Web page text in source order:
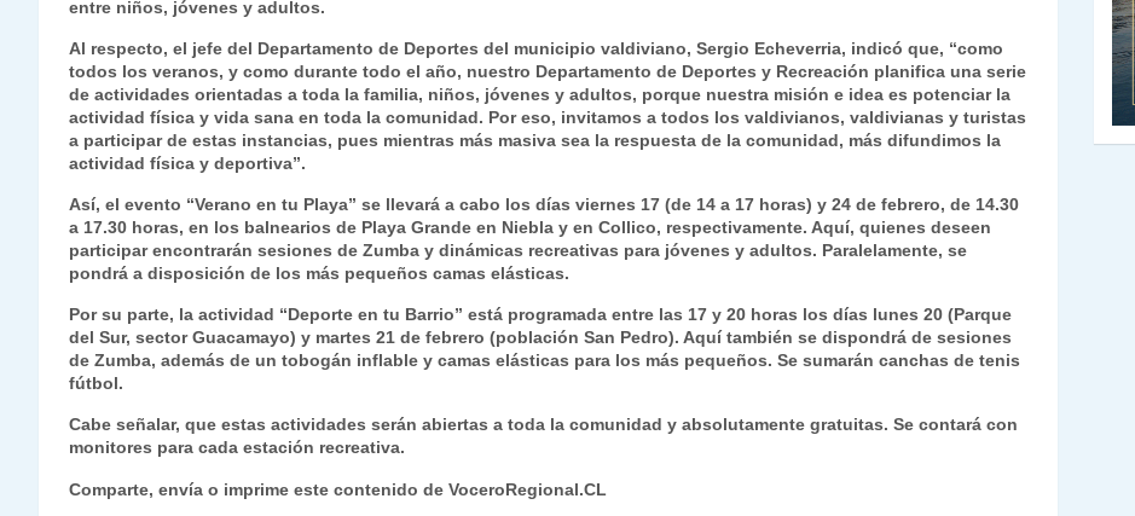
A
p
p
a
m
b
o
o
k
dI
n
Li
n
k
ie
n
dl
y
ar
tir
entre niños, jóvenes y adultos.
Al respecto, el jefe del Departamento de Deportes del municipio valdiviano, Sergio Echeverria, indicó que, “como
todos los veranos, y como durante todo el año, nuestro Departamento de Deportes y Recreación planifica una serie
de actividades orientadas a toda la familia, niños, jóvenes y adultos, porque nuestra misión e idea es potenciar la
actividad física y vida sana en toda la comunidad. Por eso, invitamos a todos los valdivianos, valdivianas y turistas
a participar de estas instancias, pues mientras más masiva sea la respuesta de la comunidad, más difundimos la
actividad física y deportiva”.
Así, el evento “Verano en tu Playa” se llevará a cabo los días viernes 17 (de 14 a 17 horas) y 24 de febrero, de 14.30
a 17.30 horas, en los balnearios de Playa Grande en Niebla y en Collico, respectivamente. Aquí, quienes deseen
participar encontrarán sesiones de Zumba y dinámicas recreativas para jóvenes y adultos. Paralelamente, se
pondrá a disposición de los más pequeños camas elásticas.
Por su parte, la actividad “Deporte en tu Barrio” está programada entre las 17 y 20 horas los días lunes 20 (Parque
del Sur, sector Guacamayo) y martes 21 de febrero (población San Pedro). Aquí también se dispondrá de sesiones
de Zumba, además de un tobogán inflable y camas elásticas para los más pequeños. Se sumarán canchas de tenis
fútbol.
Cabe señalar, que estas actividades serán abiertas a toda la comunidad y absolutamente gratuitas. Se contará con
monitores para cada estación recreativa.
Comparte, envía o imprime este contenido de VoceroRegional.CL